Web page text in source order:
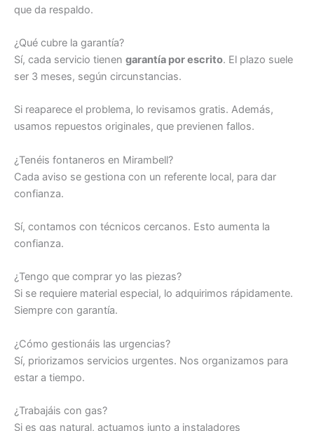
que da respaldo.
¿Qué cubre la garantía?
Sí, cada servicio tienen garantía por escrito. El plazo suele
ser 3 meses, según circunstancias.
Si reaparece el problema, lo revisamos gratis. Además,
usamos repuestos originales, que previenen fallos.
¿Tenéis fontaneros en Mirambell?
Cada aviso se gestiona con un referente local, para dar
confianza.
Sí, contamos con técnicos cercanos. Esto aumenta la
confianza.
¿Tengo que comprar yo las piezas?
Si se requiere material especial, lo adquirimos rápidamente.
Siempre con garantía.
¿Cómo gestionáis las urgencias?
Sí, priorizamos servicios urgentes. Nos organizamos para
estar a tiempo.
¿Trabajáis con gas?
Si es gas natural, actuamos junto a instaladores